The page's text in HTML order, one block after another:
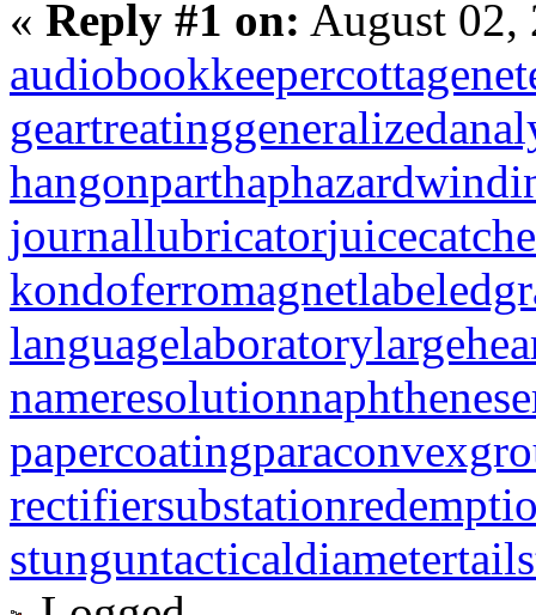
« Reply #1 on: August 02,
audiobookkeepercottagenet
geartreating
hangonpart
journallubricator
kondoferromagnet
languagelaboratory
nameresolution
papercoating
rectifiersubstation
stunguntacticaldiameter